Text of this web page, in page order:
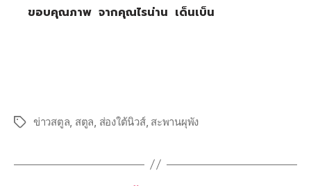
ขอบคุณภาพ จากคุณไรน่าน เด็นเบ็น
ข่าวสตูล สตูล ส่องใต้นิวส์, สะพานผุพัง